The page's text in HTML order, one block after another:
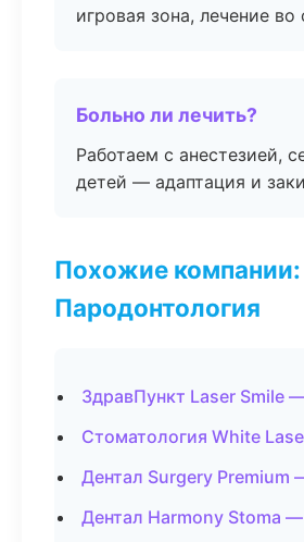
игровая зона, лечение во
Больно ли лечить?
Работаем с анестезией,
детей — адаптация и
Похожие компании:
Пародонтология
ЗдравПункт Laser Smile
Стоматология White
Дентал Surgery Premium
Дентал Harmony Stoma